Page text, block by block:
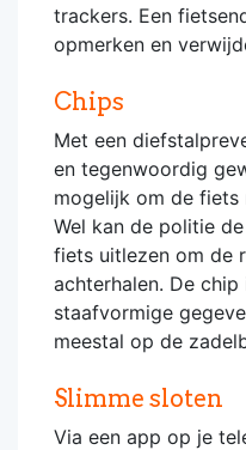
trackers. Een
opmerken en
Chips
Met een
en tegenwoordig
mogelijk om de fiets
Wel kan de politie
fiets uitlezen om de
achterhalen. De
staafvormige
meestal op de
Slimme sloten
Via een app op je